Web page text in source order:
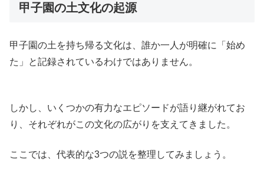
甲子園の土文化の起源
甲子園の土を持ち帰る文化は、誰か一人が明確に「始め
た」と記録されているわけではありません。
しかし、いくつかの有力なエピソードが語り継がれてお
り、それぞれがこの文化の広がりを支えてきました。
ここでは、代表的な3つの説を整理してみましょう。